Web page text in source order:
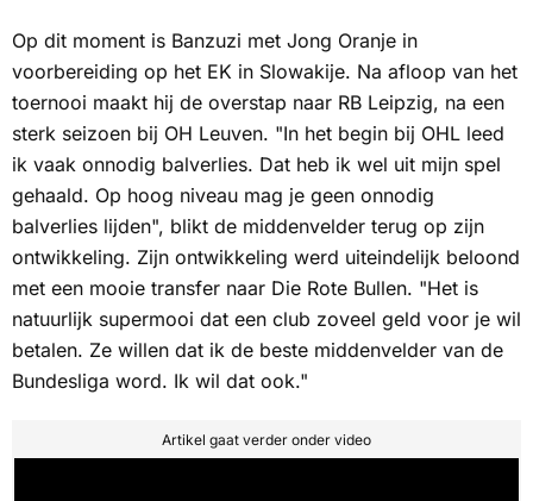
Op dit moment is Banzuzi met Jong Oranje in
voorbereiding op het EK in Slowakije. Na afloop van het
toernooi maakt hij de overstap naar RB Leipzig, na een
sterk seizoen bij OH Leuven. "In het begin bij OHL leed
ik vaak onnodig balverlies. Dat heb ik wel uit mijn spel
gehaald. Op hoog niveau mag je geen onnodig
balverlies lijden", blikt de middenvelder terug op zijn
ontwikkeling. Zijn ontwikkeling werd uiteindelijk beloond
met een mooie transfer naar Die Rote Bullen. "Het is
natuurlijk supermooi dat een club zoveel geld voor je wil
betalen. Ze willen dat ik de beste middenvelder van de
Bundesliga word. Ik wil dat ook."
Artikel gaat verder onder video